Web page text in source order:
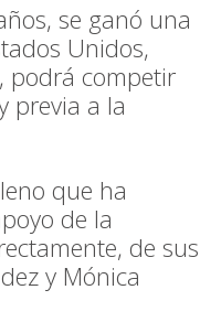
se ganó una
Unidos,
podrá competir
previa a la
que ha
de la
de sus
y Mónica